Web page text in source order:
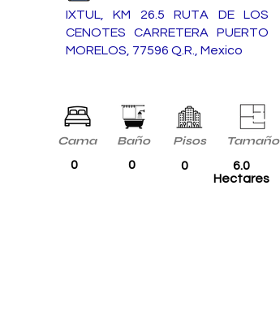
IXTUL, KM 26.5 RUTA DE LOS
CENOTES CARRETERA PUERTO
MORELOS, 77596 Q.R., Mexico
Cama Baño Pisos Tamaño
0 0 0
6.0
Hectares